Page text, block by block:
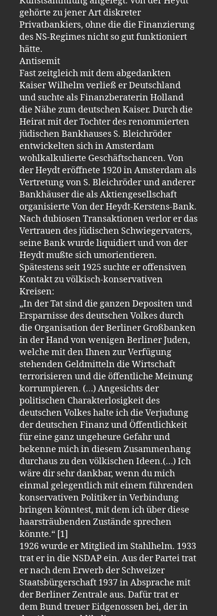
gehörte zu jener Art diskreter
Privatbankiers, ohne die die Finanzierung
des NS-Regimes nicht so gut funktioniert
hätte.
Antisemit
Fast zeitgleich mit dem abgedankten
Kaiser Wilhelm verließ er Deutschland
und suchte als Finanzberaterin Holland
die Nähe zum deutschen Kaiser. Durch die
Heirat mit der Tochter des renommierten
jüdischen Bankhauses S. Bleichröder
entwickelten sich in Amsterdam
wohlkalkulierte Geschäftschancen. Von
der Heydt eröffnete 1920 in Amsterdam als
Vertretung von S. Bleichröder und anderer
Bankhäuser die als Aktiengesellschaft
organisierte Von der Heydt-Kerstens-Bank.
Nach dubiosen Transaktionen verlor er das
Vertrauen des jüdischen Schwiegervaters,
seine Bank wurde liquidiert und von der
Heydt mußte sich umorientieren.
Spätestens seit 1925 suchte er offensiven
Kontakt zu völkisch-konservativen
Kreisen:
„In der Tat sind die ganzen Depositen und
Ersparnisse des deutschen Volkes durch
die Organisation der Berliner Großbanken
in der Hand von wenigen Berliner Juden,
welche mit den Ihnen zur Verfügung
stehenden Geldmitteln die Wirtschaft
terrorisieren und die öffentliche Meinung
korrumpieren. (…) Angesichts der
politischen Charakterlosigkeit des
deutschen Volkes halte ich die Verjudung
der deutschen Finanz und Öffentlichkeit
für eine ganz ungeheure Gefahr und
bekenne mich in diesem Zusammenhang
durchaus zu den völkischen Ideen.(…) Ich
wäre dir sehr dankbar, wenn du mich
einmal gelegentlich mit einem führenden
konservativen Politiker in Verbindung
bringen könntest, mit dem ich über diese
haarsträubenden Zustände sprechen
könnte.“ [1]
1926 wurde er Mitglied im Stahlhelm. 1933
trat er in die NSDAP ein. Aus der Partei trat
er nach dem Erwerb der Schweizer
Staatsbürgerschaft 1937 in Absprache mit
der Berliner Zentrale aus. Dafür trat er
dem Bund treuer Eidgenossen bei, der in